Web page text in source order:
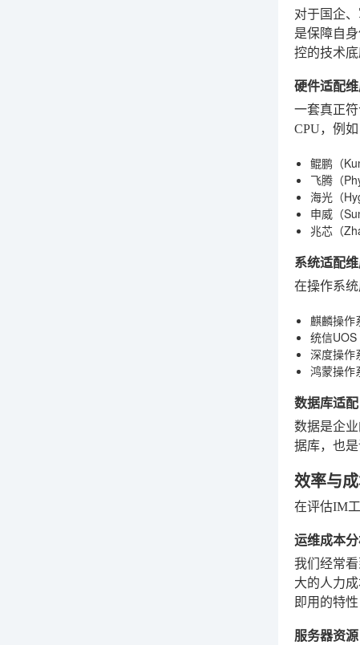
对于国企
是保障自
控的技术
硬件适配
一套真正
CPU，例如
鲲鹏（
飞腾（
海光（
申威（
兆芯（
系统适配
在操作系
麒麟操作
统信UOS
深度操作
鸿蒙操作
数据库适配
数据是企
据库，也
效率与
在评估IM
运维成本
我们经常
大的人力
即用的特
服务器资